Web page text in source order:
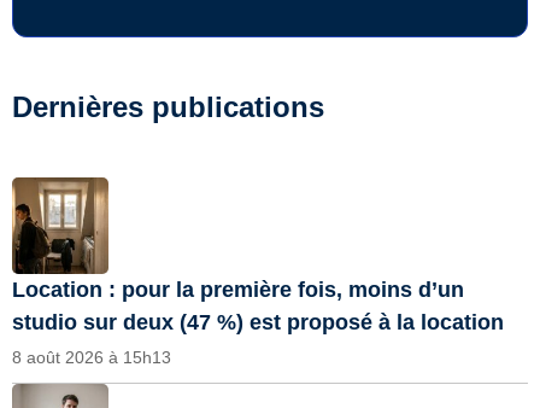
Dernières publications
Location : pour la première fois, moins d’un
studio sur deux (47 %) est proposé à la location
8 août 2026 à 15h13